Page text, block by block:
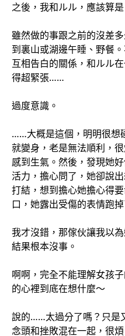
之後，我和ルル，應該算
雖然做的事跟之前的沒差
到裏山或湖邊午睡、野餐
互相告白的關係，和ルル
得超緊張……
過度意識。
……大概是這個，明明很想
就變身，老是無法順利，
感到生氣。然後，發現她
活力，擔心問了，她卻說
打結，想到擔心她擔心得
口，她露出受傷的表情跑掉
我才沒錯，那傢伙讓我以
結果根本沒事。
啊啊，完全不能理解女孩
的心裡到底在想什麼～
說的……太過分了嗎？只是
念頭和挫敗混在一起，很煩